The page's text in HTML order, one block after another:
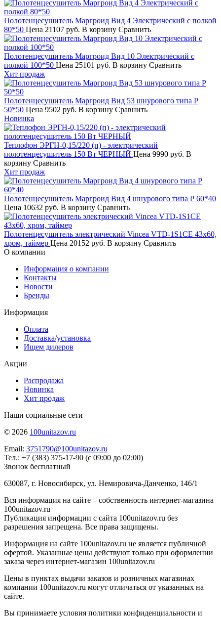
Полотенцесушитель Маргроид Вид 4 Электрический с полкой
80*50 Цена 21107 руб. В корзину Сравнить
Полотенцесушитель Маргроид Вид 10 Электрический с
полкой 100*50 Цена 25101 руб. В корзину Сравнить
Хит продаж
Полотенцесушитель Маргроид Вид 53 шнурового типа Р
50*50 Цена 9502 руб. В корзину Сравнить
Новинка
Теплофон ЭРГН-0,15/220 (п) - электрический
полотенцесушитель 150 Вт ЧЕРНЫЙ Цена 9990 руб. В
корзину Сравнить
Хит продаж
Полотенцесушитель Маргроид Вид 4 шнурового типа Р 60*40
Цена 10632 руб. В корзину Сравнить
Полотенцесушитель электрический Vincea VTD-1S1CE 43x60,
хром, таймер Цена 20152 руб. В корзину Сравнить
О компании
Информация о компании
Контакты
Новости
Бренды
Информация
Оплата
Доставка/установка
Ищем дилеров
Акции
Распродажа
Новинка
Хит продаж
Наши социальные сети
© 2026 100unitazov.ru
Email: 3751790@100unitazov.ru
Тел.: +7 (383) 375-17-90 (с 09:00 до 02:00)
Звонок бесплатный
630087, г. Новосибирск, ул. Немировича-Данченко, 146/1
Вся информация на сайте – собственность интернет-магазина
100unitazov.ru
Публикация информации с сайта 100unitazov.ru без
разрешения запрещена. Все права защищены.
Информация на сайте 100unitazov.ru не является публичной
офертой. Указанные цены действуют только при оформлении
заказа через интернет-магазин 100unitazov.ru
Цены в пунктах выдачи заказов и розничных магазинах
компании 100unitazov.ru могут отличаться от указанных на
сайте.
Вы принимаете условия политики конфиденциальности и